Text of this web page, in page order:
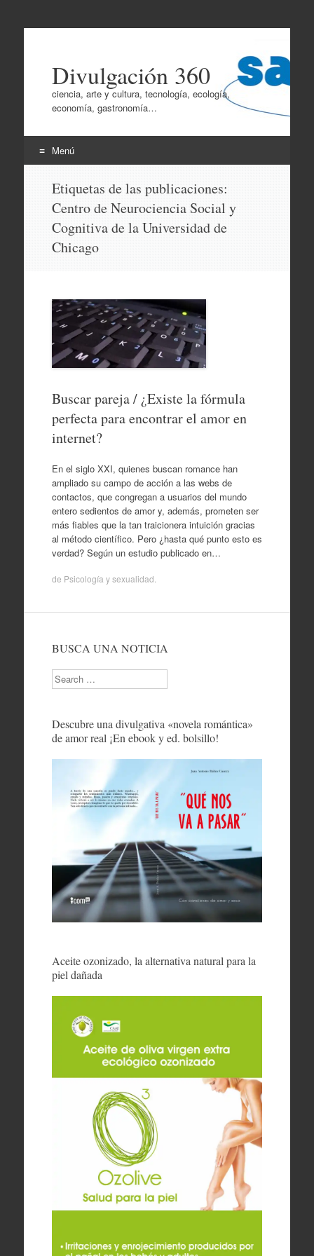
Divulgación 360
ciencia, arte y cultura, tecnología, ecología,
economía, gastronomía…
Menú
contenido
Etiquetas de las publicaciones:
Centro de Neurociencia Social y
Cognitiva de la Universidad de
Chicago
Buscar pareja / ¿Existe la fórmula
perfecta para encontrar el amor en
internet?
En el siglo XXI, quienes buscan romance han
ampliado su campo de acción a las webs de
contactos, que congregan a usuarios del mundo
entero sedientos de amor y, además, prometen ser
más fiables que la tan traicionera intuición gracias
al método científico. Pero ¿hasta qué punto esto es
verdad? Según un estudio publicado en…
de Psicología y sexualidad
BUSCA UNA NOTICIA
Search
Descubre una divulgativa «novela romántica»
de amor real ¡En ebook y ed. bolsillo!
Aceite ozonizado, la alternativa natural para la
piel dañada